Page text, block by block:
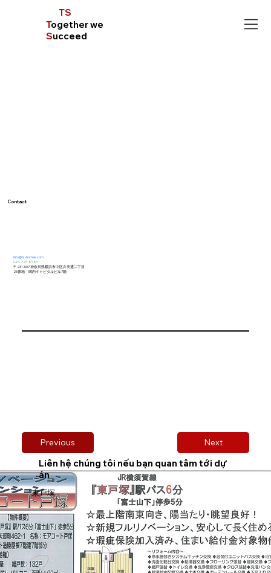
TS
Together we
Succeed
東戸塚
Previous Next
Liên hệ chúng tôi nếu bạn quan tâm tới dự
án
Contact
info@ts-homes.com
045-225-8985
〒231-007 神奈川県横浜市中区弁天通二丁目
25番地 関内キャピタルビル7階